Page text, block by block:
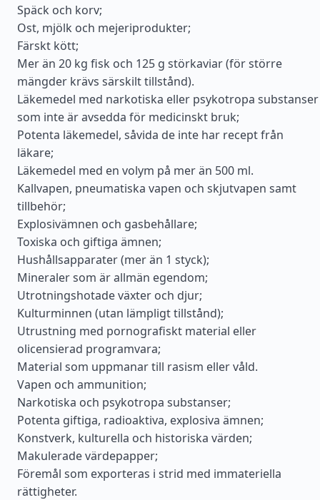
Späck och korv;
Ost, mjölk och mejeriprodukter;
Färskt kött;
Mer än 20 kg fisk och 125 g störkaviar (för större
mängder krävs särskilt tillstånd).
Läkemedel med narkotiska eller psykotropa substanser
som inte är avsedda för medicinskt bruk;
Potenta läkemedel, såvida de inte har recept från
läkare;
Läkemedel med en volym på mer än 500 ml.
Kallvapen, pneumatiska vapen och skjutvapen samt
tillbehör;
Explosivämnen och gasbehållare;
Toxiska och giftiga ämnen;
Hushållsapparater (mer än 1 styck);
Mineraler som är allmän egendom;
Utrotningshotade växter och djur;
Kulturminnen (utan lämpligt tillstånd);
Utrustning med pornografiskt material eller
olicensierad programvara;
Material som uppmanar till rasism eller våld.
Vapen och ammunition;
Narkotiska och psykotropa substanser;
Potenta giftiga, radioaktiva, explosiva ämnen;
Konstverk, kulturella och historiska värden;
Makulerade värdepapper;
Föremål som exporteras i strid med immateriella
rättigheter.